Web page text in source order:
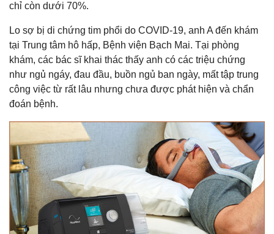
chỉ còn dưới 70%.
Lo sợ bị di chứng tim phổi do COVID-19, anh A đến khám
tại Trung tâm hô hấp, Bệnh viện Bạch Mai. Tại phòng
khám, các bác sĩ khai thác thấy anh có các triệu chứng
như ngủ ngáy, đau đầu, buồn ngủ ban ngày, mất tập trung
công việc từ rất lâu nhưng chưa được phát hiện và chẩn
đoán bệnh.